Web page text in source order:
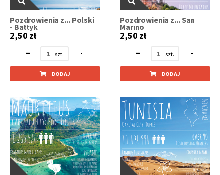
Pozdrowienia z... Polski
- Bałtyk
2,50 zł
+
-
DODAJ
Pozdrowienia z... San
Marino
2,50 zł
+
-
DODAJ